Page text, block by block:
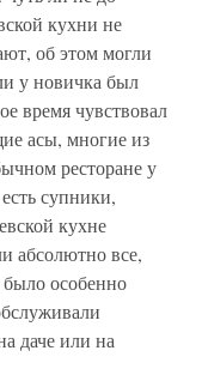
кухни не
об этом могли
у новичка был
время чувствовал
асы, многие из
ресторане у
супники,
кухне
абсолютно все,
особенно
даче или на